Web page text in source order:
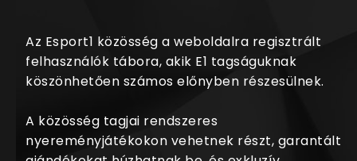
Az Esport1 közösség a weboldalra regisztrált
felhasználók tábora, akik E1 tagságuknak
köszönhetően számos előnyben részesülnek.
A közösség tagjai rendszeres
nyereményjátékokon vehetnek részt, garantált